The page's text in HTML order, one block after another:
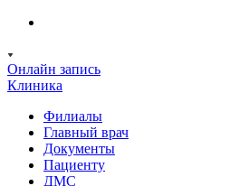
Онлайн запись
Клиника
Филиалы
Главный врач
Документы
Пациенту
ДМС